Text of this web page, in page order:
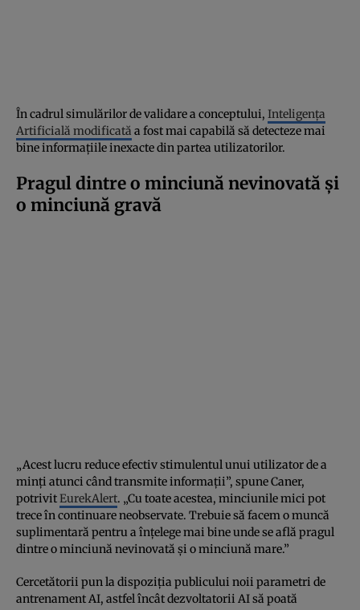
În cadrul simulărilor de validare a conceptului, Inteligența
Artificială modificată a fost mai capabilă să detecteze mai
bine informațiile inexacte din partea utilizatorilor.
Pragul dintre o minciună nevinovată și
o minciună gravă
„Acest lucru reduce efectiv stimulentul unui utilizator de a
minți atunci când transmite informații”, spune Caner,
potrivitEurekAlert. „Cu toate acestea, minciunile mici pot
trece în continuare neobservate. Trebuie să facem o muncă
suplimentară pentru a înțelege mai bine unde se află pragul
dintre o minciună nevinovată și o minciună mare.”
Cercetătorii pun la dispoziția publicului noii parametri de
antrenament AI, astfel încât dezvoltatorii AI să poată